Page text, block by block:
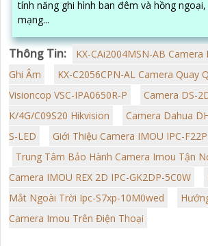
tính năng ghi hình ban đêm và hồng
mạng...
Thông Tin:
KX-CAi2004MSN-AB
Ghi Âm
KX-C2056CPN-AL Camera Quay
Visioncop VSC-IPA0650R-P
Camera DS-
K/4G/C09S20 Hikvision
Camera Dahua
S-LED
Giới Thiệu Camera IMOU IPC-
Trung Tâm Bảo Hành Camera Imou Tận
Camera IMOU REX 2D IPC-GK2DP-5C0W
Mắt Ngoài Trời Ipc-S7xp-10M0wed
Camera Imou Trên Điện Thoại